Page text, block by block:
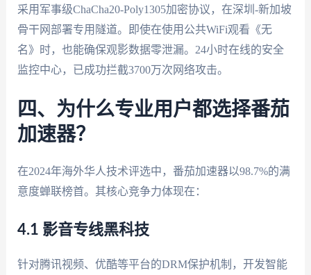
采用军事级ChaCha20-Poly1305加密协议，在深圳-新加坡
骨干网部署专用隧道。即使在使用公共WiFi观看《无
名》时，也能确保观影数据零泄漏。24小时在线的安全
监控中心，已成功拦截3700万次网络攻击。
四、为什么专业用户都选择番茄
加速器？
在2024年海外华人技术评选中，番茄加速器以98.7%的满
意度蝉联榜首。其核心竞争力体现在：
4.1 影音专线黑科技
针对腾讯视频、优酷等平台的DRM保护机制，开发智能